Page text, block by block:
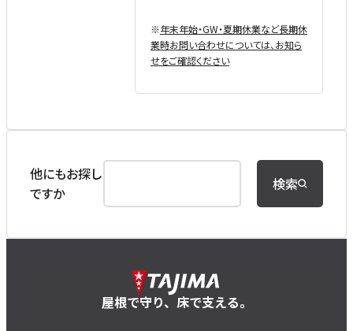
※年末年始・GW・夏期休業など⻑期休
業時お問い合わせについては、お知ら
せをご確認ください
他にもお探し
ですか
検索
屋根で守り、床で支える。